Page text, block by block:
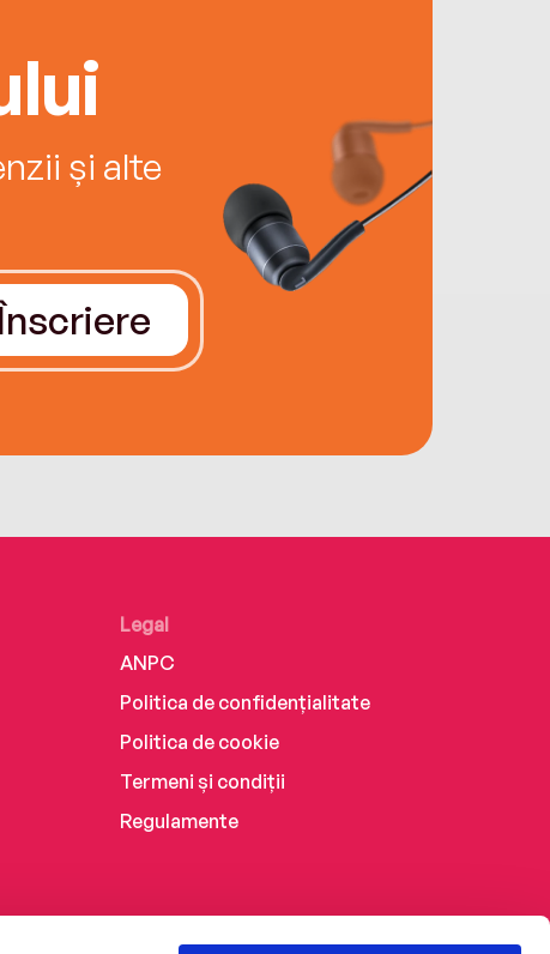
și alte
Legal
ANPC
Politica de confidențialitate
Politica de cookie
Termeni și condiții
Regulamente